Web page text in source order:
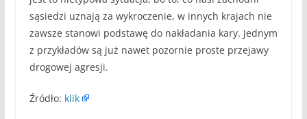
sąsiedzi uznają za wykroczenie, w innych krajach nie
zawsze stanowi podstawę do nakładania kary. Jednym
z przykładów są już nawet pozornie proste przejawy
drogowej agresji.
Źródło: klik